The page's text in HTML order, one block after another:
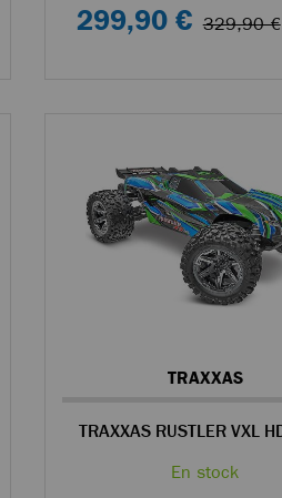
299,90 € 329,90 €
TRAXXAS
En stock